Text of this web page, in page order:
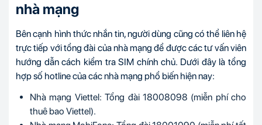
nhà mạng
Bên cạnh hình thức nhắn tin, người dùng cũng có thể liên hệ
trực tiếp với tổng đài của nhà mạng để được các tư vấn viên
hướng dẫn cách kiểm tra SIM chính chủ. Dưới đây là tổng
hợp số hotline của các nhà mạng phổ biến hiện nay:
Nhà mạng Viettel: Tổng đài 18008098 (miễn phí cho
thuê bao Viettel).